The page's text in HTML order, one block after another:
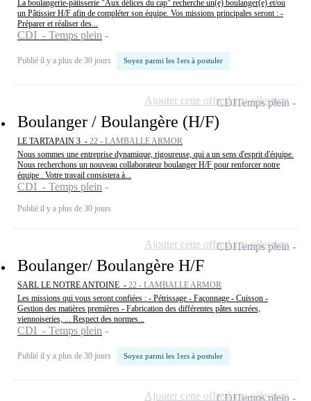
La boulangerie-pâtisserie "Aux délices du cap" recherche un(e) boulanger(e) et/ou
un Pâtissier H/F afin de compléter son équipe. Vos missions principales seront : -
Préparer et réaliser des...
CDI - Temps plein
Publié il y a plus de 30 jours Soyez parmi les 1ers à postuler
Boulanger / Boulangère (H/F)
LE TARTAPAIN 3 - 22 - LAMBALLE ARMOR
Nous sommes une entreprise dynamique, rigoureuse, qui a un sens d'esprit d'équipe.
Nous recherchons un nouveau collaborateur boulanger H/F pour renforcer notre
équipe . Votre travail consistera à...
CDI - Temps plein
Publié il y a plus de 30 jours
CDITemps plein
Ajouter cette offre à ma sélection
Boulanger/ Boulangère H/F
SARL LE NOTRE ANTOINE - 22 - LAMBALLE ARMOR
Les missions qui vous seront confiées : - Pétrissage - Façonnage - Cuisson -
Gestion des matières premières - Fabrication des différentes pâtes sucrées,
viennoiseries, ... Respect des normes...
CDI - Temps plein
Publié il y a plus de 30 jours Soyez parmi les 1ers à postuler
CDITemps plein
Ajouter cette offre à ma sélection
CDITemps plein
Ajouter cette offre à ma sélection